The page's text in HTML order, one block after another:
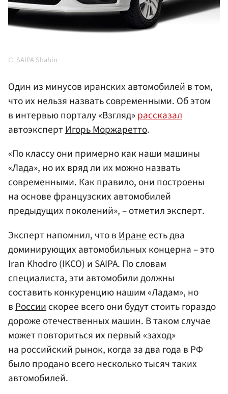
SAIPA Shahin
Один из минусов иранских автомобилей в том,
что их нельзя назвать современными. Об этом
в интервью порталу «Взгляд»рассказал
автоэкспертИгорь Моржаретто.
«По классу они примерно как наши машины
«Лада», но их вряд ли их можно назвать
современными. Как правило, они построены
на основе французских автомобилей
предыдущих поколений», – отметил эксперт.
Эксперт напомнил, что в Иранеесть два
доминирующих автомобильных концерна – это
Iran Khodro (IKCO) и SAIPA. По словам
специалиста, эти автомобили должны
составить конкуренцию нашим «Ладам», но
в России скорее всего они будут стоить гораздо
дороже отечественных машин. В таком случае
может повториться их первый «заход»
на российский рынок, когда за два года в РФ
было продано всего несколько тысяч таких
автомобилей.